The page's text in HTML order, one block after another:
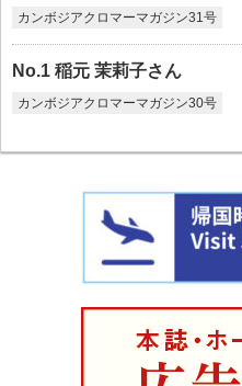
カンボジアクロマーマガジン31号
No.1 稲元 茉莉子さん
カンボジアクロマーマガジン30号